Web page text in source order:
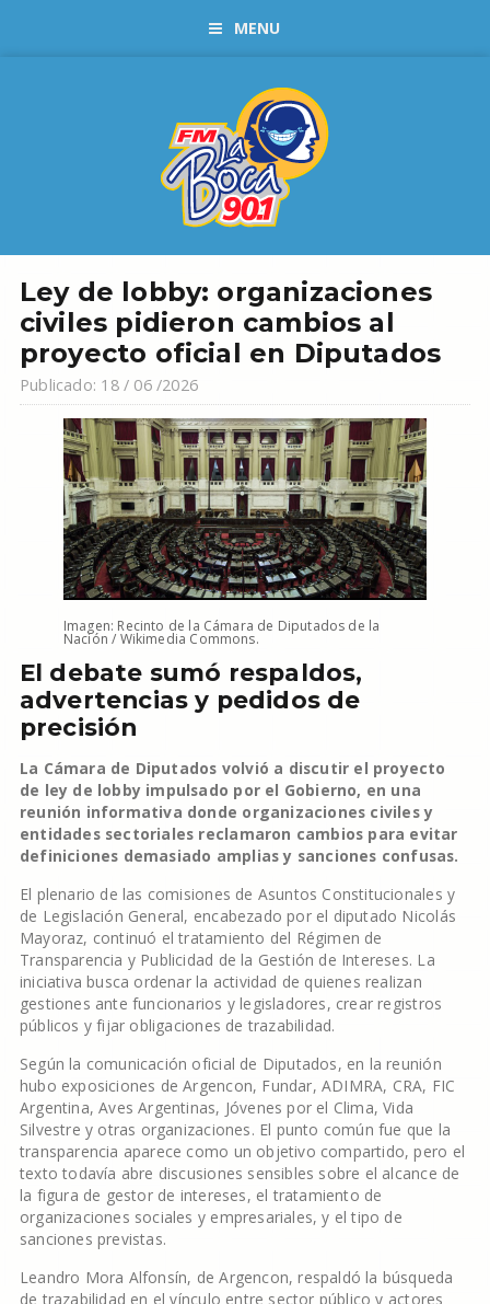
MENU
Ley de lobby: organizaciones
civiles pidieron cambios al
proyecto oficial en Diputados
Publicado: 18 / 06 /2026
Imagen: Recinto de la Cámara de Diputados de la
Nación / Wikimedia Commons.
El debate sumó respaldos,
advertencias y pedidos de
precisión
La Cámara de Diputados volvió a discutir el proyecto
de ley de lobby impulsado por el Gobierno, en una
reunión informativa donde organizaciones civiles y
entidades sectoriales reclamaron cambios para evitar
definiciones demasiado amplias y sanciones confusas.
El plenario de las comisiones de Asuntos Constitucionales y
de Legislación General, encabezado por el diputado Nicolás
Mayoraz, continuó el tratamiento del Régimen de
Transparencia y Publicidad de la Gestión de Intereses. La
iniciativa busca ordenar la actividad de quienes realizan
gestiones ante funcionarios y legisladores, crear registros
públicos y fijar obligaciones de trazabilidad.
Según la comunicación oficial de Diputados, en la reunión
hubo exposiciones de Argencon, Fundar, ADIMRA, CRA, FIC
Argentina, Aves Argentinas, Jóvenes por el Clima, Vida
Silvestre y otras organizaciones. El punto común fue que la
transparencia aparece como un objetivo compartido, pero el
texto todavía abre discusiones sensibles sobre el alcance de
la figura de gestor de intereses, el tratamiento de
organizaciones sociales y empresariales, y el tipo de
sanciones previstas.
Leandro Mora Alfonsín, de Argencon, respaldó la búsqueda
de trazabilidad en el vínculo entre sector público y actores